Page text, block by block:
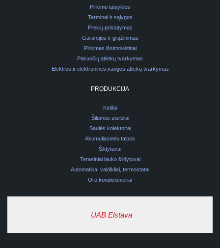
Pirkimo taisyklės
Terminai ir sąlygos
Prekių pristatymas
Garantijos ir grąžinimas
Pirkimas išsimokėtinai
Pakuočių atliekų tvarkymas
Elektros ir elektroninės įrangos atliekų tvarkymas
PRODUKCIJA
Katilai
Šilumos siurbliai
Saulės kolektoriai
Akumuliacinės talpos
Šildytuvai
Terasiniai lauko šildytuvai
Automatika, valdikliai, termostatai
Oro kondicionieriai
UAB Elstava